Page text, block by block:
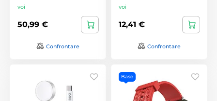
voi
50,99 €
Confrontare
voi
12,41 €
Confrontare
Base